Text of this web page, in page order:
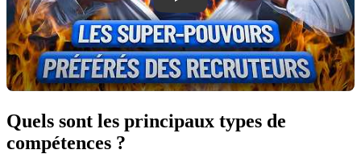
Quels sont les principaux types de
compétences ?